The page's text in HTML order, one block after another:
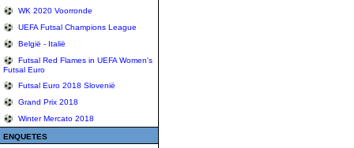
WK 2020 Voorronde
UEFA Futsal Champions League
België - Italië
Futsal Red Flames in UEFA Women's
Futsal Euro
Futsal Euro 2018 Slovenië
Grand Prix 2018
Winter Mercato 2018
ENQUETES